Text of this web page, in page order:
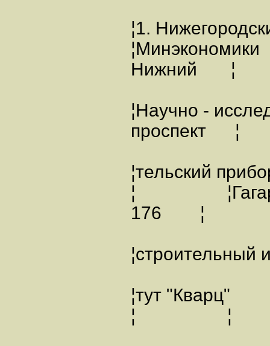
¦1.
Нижний ¦
¦Научно -
проспект ¦
¦тельский
¦
176 ¦
¦тут "Кварц"
¦